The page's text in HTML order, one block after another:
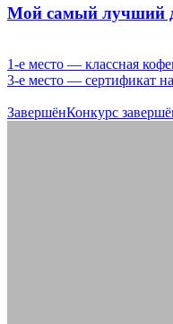
Мой самый лучший
1-е место — классная
3-е место — сертификат
ЗавершёнКонкурс